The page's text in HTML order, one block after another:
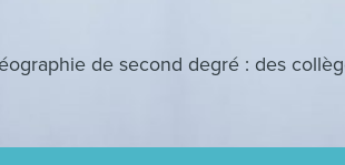
de second degré : des